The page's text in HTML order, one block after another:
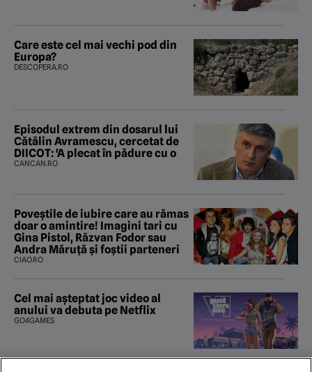
Care este cel mai vechi pod din
Europa?
DESCOPERA.RO
Episodul extrem din dosarul lui
Cătălin Avramescu, cercetat de
DIICOT: 'A plecat în pădure cu o
CANCAN.RO
Poveştile de iubire care au rămas
doar o amintire! Imagini tari cu
Gina Pistol, Răzvan Fodor sau
Andra Măruţă şi foştii parteneri
CIAO.RO
Cel mai așteptat joc video al
anului va debuta pe Netflix
GO4GAMES